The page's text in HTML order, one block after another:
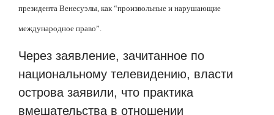
президента Венесуэлы, как “произвольные и нарушающие
международное право”.
Через заявление, зачитанное по
национальному телевидению, власти
острова заявили, что практика
вмешательства в отношении